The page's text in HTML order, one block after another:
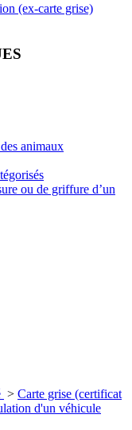
(ex-carte grise)
animaux
ou de griffure d’un
> Carte grise (certificat
d'un véhicule